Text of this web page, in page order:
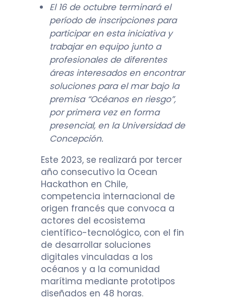
El 16 de octubre terminará el
período de inscripciones para
participar en esta iniciativa y
trabajar en equipo junto a
profesionales de diferentes
áreas interesados en encontrar
soluciones para el mar bajo la
premisa “Océanos en riesgo”,
por primera vez en forma
presencial, en la Universidad de
Concepción.
Este 2023, se realizará por tercer
año consecutivo la Ocean
Hackathon en Chile,
competencia internacional de
origen francés que convoca a
actores del ecosistema
científico-tecnológico, con el fin
de desarrollar soluciones
digitales vinculadas a los
océanos y a la comunidad
marítima mediante prototipos
diseñados en 48 horas.